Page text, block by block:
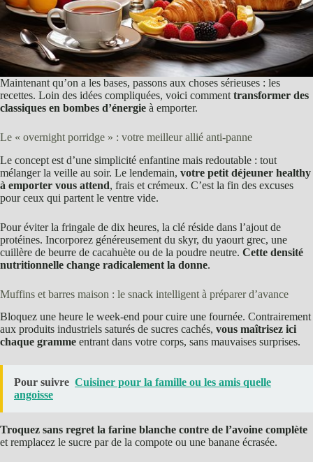
Maintenant qu’on a les bases, passons aux choses sérieuses : les
recettes. Loin des idées compliquées, voici comment transformer des
classiques en bombes d’énergie à emporter.
Le « overnight porridge » : votre meilleur allié anti-panne
Le concept est d’une simplicité enfantine mais redoutable : tout
mélanger la veille au soir. Le lendemain, votre petit déjeuner healthy
à emporter vous attend, frais et crémeux. C’est la fin des excuses
pour ceux qui partent le ventre vide.
Pour éviter la fringale de dix heures, la clé réside dans l’ajout de
protéines. Incorporez généreusement du skyr, du yaourt grec, une
cuillère de beurre de cacahuète ou de la poudre neutre. Cette densité
nutritionnelle change radicalement la donne.
Muffins et barres maison : le snack intelligent à préparer d’avance
Bloquez une heure le week-end pour cuire une fournée. Contrairement
aux produits industriels saturés de sucres cachés, vous maîtrisez ici
chaque gramme entrant dans votre corps, sans mauvaises surprises.
Pour suivre Cuisiner pour la famille ou les amis quelle
angoisse
Troquez sans regret la farine blanche contre de l’avoine complète
et remplacez le sucre par de la compote ou une banane écrasée.